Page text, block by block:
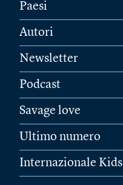
Paesi
Autori
Newsletter
Podcast
Savage love
Ultimo numero
Internazionale Kids